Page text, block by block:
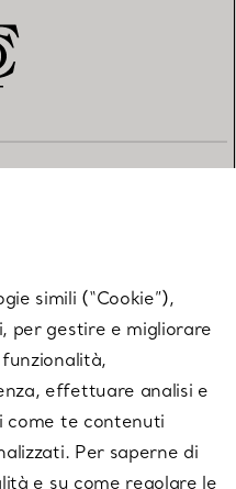
simili (“Cookie”),
per gestire e migliorare
effettuare analisi e
te contenuti
Per saperne di
e su come regolare le